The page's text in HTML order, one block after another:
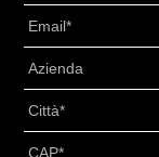
Titolo *